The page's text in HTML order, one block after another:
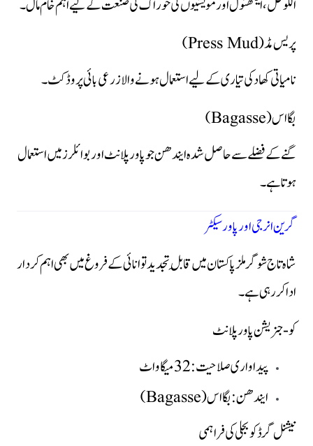
الکوحل، ایتھنول اور مویشیوں کی خوراک کی صنعت کے لیے اہم خام مال۔
پریس مڈ (Press Mud)
نامیاتی کھاد کی تیاری کے لیے استعمال ہونے والا زرعی بائی پروڈکٹ۔
بگااس (Bagasse)
گنے کے فضلے سے حاصل شدہ ایندھن جو پاور پلانٹ اور بوائلرز میں استعمال
ہوتا ہے۔
گرین انرجی اور پاور سیکٹر
شاہ تاج شوگر ملز پاکستان میں قابلِ تجدید توانائی کے فروغ میں بھی اہم کردار
ادا کر رہی ہے۔
کو-جنریشن پاور پلانٹ
پیداواری صلاحیت: 32 میگاواٹ
ایندھن: بگااس (Bagasse)
نیشنل گرڈ کو بجلی کی فراہمی